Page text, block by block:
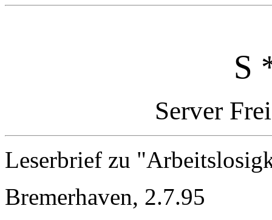
S
Server
Leserbrief zu
Bremerhaven, 2.7.95